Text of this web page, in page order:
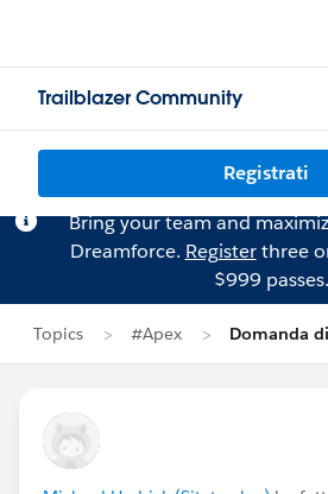
Trailblazer Community
Registrati
Bring your team and
Dreamforce. Registerthree
$999 passes.
Topics #Apex Domanda